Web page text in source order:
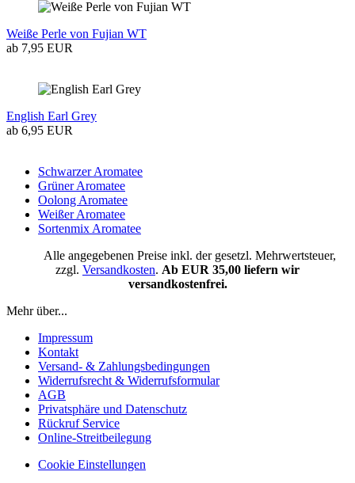
Weiße Perle von Fujian WT
ab 7,95 EUR
English Earl Grey
ab 6,95 EUR
Schwarzer Aromatee
Grüner Aromatee
Oolong Aromatee
Weißer Aromatee
Sortenmix Aromatee
Alle angegebenen Preise inkl. der gesetzl. Mehrwertsteuer,
zzgl. Versandkosten. Ab EUR 35,00 liefern wir
versandkostenfrei.
Mehr über...
Impressum
Kontakt
Versand- & Zahlungsbedingungen
Widerrufsrecht & Widerrufsformular
AGB
Privatsphäre und Datenschutz
Rückruf Service
Online-Streitbeilegung
Cookie Einstellungen